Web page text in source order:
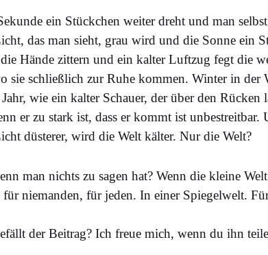
ein Stückchen weiter dreht und man
das man sieht, grau wird und die Sonne ein
Hände zittern und ein kalter Luftzug fegt die
sie schließlich zur Ruhe kommen. Winter in
wie ein kalter Schauer, der über den
er zu stark ist, dass er kommt ist
düsterer, wird die Welt kälter. Nur die Welt?
man nichts zu sagen hat? Wenn die kleine
niemanden, für jeden. In einer Spiegelwelt.
der Beitrag? Ich freue mich, wenn du ihn